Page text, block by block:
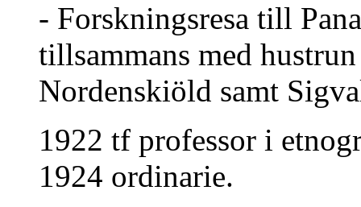
- Forskningsresa till
tillsammans med
Nordenskiöld samt
1922 tf professor i
1924 ordinarie.